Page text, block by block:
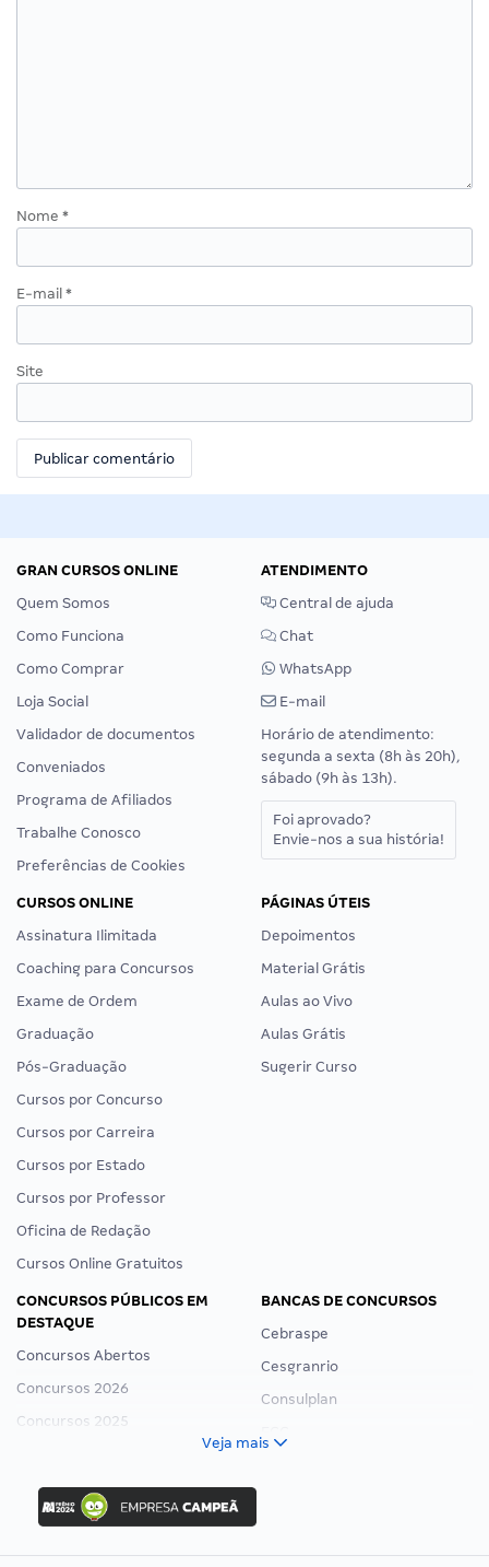
Nome *
E-mail *
Site
GRAN CURSOS ONLINE
Quem Somos
Como Funciona
Como Comprar
Loja Social
Validador de documentos
Conveniados
Programa de Afiliados
Trabalhe Conosco
Preferências de Cookies
ATENDIMENTO
Central de ajuda
Chat
WhatsApp
E-mail
Horário de atendimento:
segunda a sexta (8h às 20h),
sábado (9h às 13h).
Foi aprovado?
Envie-nos a sua história!
CURSOS ONLINE
Assinatura Ilimitada
Coaching para Concursos
Exame de Ordem
Graduação
Pós-Graduação
Cursos por Concurso
Cursos por Carreira
Cursos por Estado
Cursos por Professor
Oficina de Redação
Cursos Online Gratuitos
PÁGINAS ÚTEIS
Depoimentos
Material Grátis
Aulas ao Vivo
Aulas Grátis
Sugerir Curso
CONCURSOS PÚBLICOS EM
DESTAQUE
Concursos Abertos
Concursos 2026
Concursos 2025
Concurso Ibama
Concurso MPU
Editais publicados
BANCAS DE CONCURSOS
Cebraspe
Cesgranrio
Consulplan
Veja mais